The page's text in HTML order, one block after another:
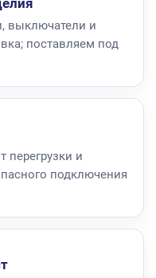
выключатели и
поставляем под
перегрузки и
подключения